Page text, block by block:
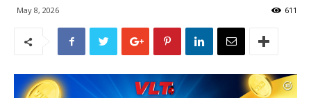
May 8, 2026 611